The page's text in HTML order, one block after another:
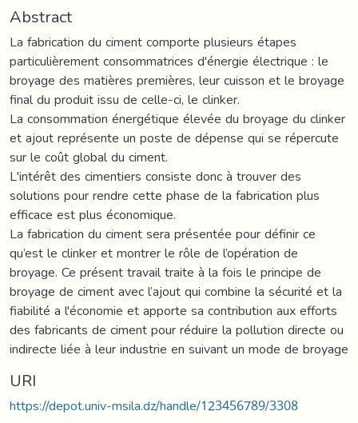
Abstract
La fabrication du ciment comporte plusieurs étapes
particulièrement consommatrices d'énergie électrique : le
broyage des matières premières, leur cuisson et le broyage
final du produit issu de celle-ci, le clinker.
La consommation énergétique élevée du broyage du clinker
et ajout représente un poste de dépense qui se répercute
sur le coût global du ciment.
L'intérêt des cimentiers consiste donc à trouver des
solutions pour rendre cette phase de la fabrication plus
efficace est plus économique.
La fabrication du ciment sera présentée pour définir ce
qu’est le clinker et montrer le rôle de l’opération de
broyage. Ce présent travail traite à la fois le principe de
broyage de ciment avec l’ajout qui combine la sécurité et la
fiabilité a l'économie et apporte sa contribution aux efforts
des fabricants de ciment pour réduire la pollution directe ou
indirecte liée à leur industrie en suivant un mode de broyage
URI
https://depot.univ-msila.dz/handle/123456789/3308